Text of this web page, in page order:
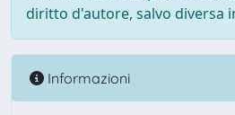
diritto d'autore, salvo diversa
Informazioni